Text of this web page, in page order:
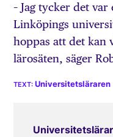
– Jag tycker det
Linköpings
hoppas att det kan
lärosäten, säger
Universitetsläraren